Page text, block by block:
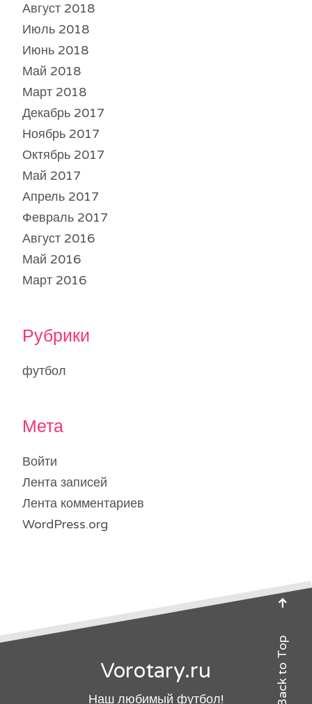
Август 2018
Июль 2018
Июнь 2018
Май 2018
Март 2018
Декабрь 2017
Ноябрь 2017
Октябрь 2017
Май 2017
Апрель 2017
Февраль 2017
Август 2016
Май 2016
Март 2016
Рубрики
футбол
Мета
Войти
Лента записей
Лента комментариев
WordPress.org
Vorotary.ru
Наш любимый футбол! Back to Top